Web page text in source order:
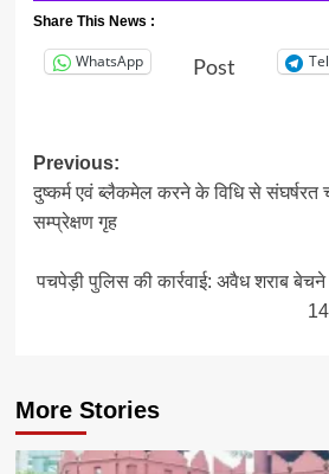
Share This News :
WhatsApp Post
Post
navigation
Previous:
दुष्कर्म एवं ब्लैकमेल करने के विधि से संघर्षरत
सम्प्रेक्षण गृह
पचपेड़ी पुलिस की कार्रवाई: अवैध शराब बेचने
More Stories